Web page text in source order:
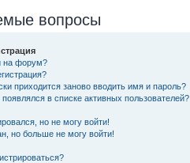
вопросы
на форум?
приходится заново вводить имя и пароль?
в списке активных пользователей?
но не могу войти!
но больше не могу войти!